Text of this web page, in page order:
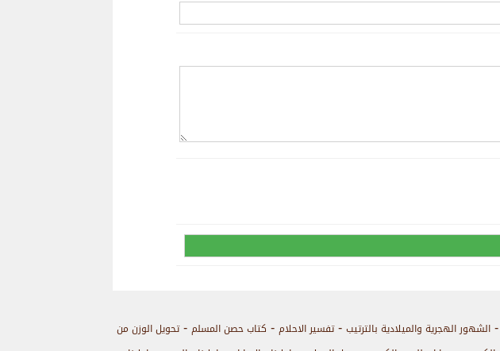
-الشهور الهجرية والميلادية بالترتيب -تفسير الاحلام - كتاب حصن المسلم -تحويل الوزن من